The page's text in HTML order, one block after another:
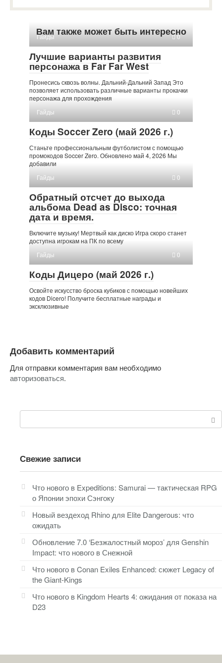
Вам также может быть интересно
Гайды 0
Лучшие варианты развития
персонажа в Far Far West
Пронесись сквозь волны. Дальний-Дальний Запад Это
позволяет использовать различные варианты прокачки
персонажа для прохождения
Гайды
0
Коды Soccer Zero (май 2026 г.)
Станьте профессиональным футболистом с помощью
промокодов Soccer Zero. Обновлено май 4, 2026 Мы
добавили
Гайды
0
Обратный отсчет до выхода
альбома Dead as Disco: точная
дата и время.
Включите музыку! Мертвый как диско Игра скоро станет
доступна игрокам на ПК по всему
Гайды
0
Коды Дицеро (май 2026 г.)
Освойте искусство броска кубиков с помощью новейших
кодов Dicero! Получите бесплатные награды и
эксклюзивные
Добавить комментарий
Для отправки комментария вам необходимо
авторизоваться.
Поиск:
Свежие записи
Что нового в Expeditions: Samurai — тактическая RPG
о Японии эпохи Сэнгоку
Новый вездеход Rhino для Elite Dangerous: что
ожидать
Обновление 7.0 ‘Безжалостный мороз’ для Genshin
Impact: что нового в Снежной
Что нового в Conan Exiles Enhanced: сюжет Legacy of
the Giant-Kings
Что нового в Kingdom Hearts 4: ожидания от показа на
D23